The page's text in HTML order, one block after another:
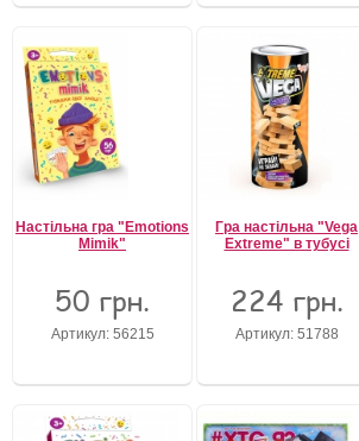
Забули своє Ім’я Користувача?
Настільна гра "Emotions
Mimik"
50 грн.
Артикул: 56215
Гра настільна "Vega
Extreme" в тубусі
224 грн.
Артикул: 51788